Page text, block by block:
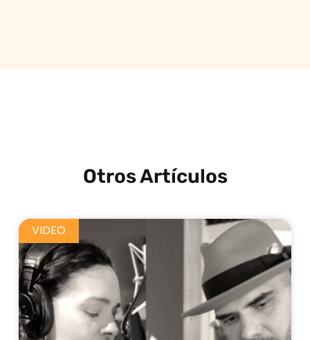
Otros Artículos
VIDEO